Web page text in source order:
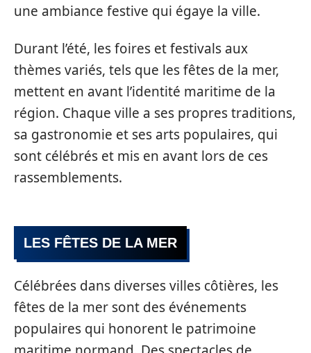
une ambiance festive qui égaye la ville.
Durant l’été, les foires et festivals aux
thèmes variés, tels que les fêtes de la mer,
mettent en avant l’identité maritime de la
région. Chaque ville a ses propres traditions,
sa gastronomie et ses arts populaires, qui
sont célébrés et mis en avant lors de ces
rassemblements.
LES FÊTES DE LA MER
Célébrées dans diverses villes côtières, les
fêtes de la mer sont des événements
populaires qui honorent le patrimoine